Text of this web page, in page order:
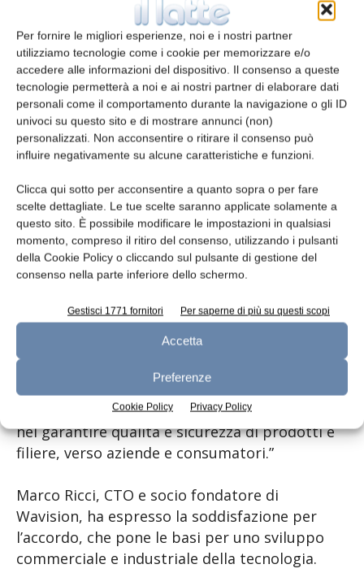
Per fornire le migliori esperienze, noi e i nostri partner
utilizziamo tecnologie come i cookie per memorizzare e/o
accedere alle informazioni del dispositivo. Il consenso a queste
tecnologie permetterà a noi e ai nostri partner di elaborare dati
personali come il comportamento durante la navigazione o gli ID
univoci su questo sito e di mostrare annunci (non)
personalizzati. Non acconsentire o ritirare il consenso può
influire negativamente su alcune caratteristiche e funzioni.
Clicca qui sotto per acconsentire a quanto sopra o per fare
scelte dettagliate. Le tue scelte saranno applicate solamente a
questo sito. È possibile modificare le impostazioni in qualsiasi
momento, compreso il ritiro del consenso, utilizzando i pulsanti
della Cookie Policy o cliccando sul pulsante di gestione del
consenso nella parte inferiore dello schermo.
Gestisci 1771 fornitori Per saperne di più su questi scopi
Accetta
Preferenze
Cookie Policy Privacy Policy
troppo piccoli per essere rilevati).
La tecnologia microwave sfruttando le diverse
proprietà dielettriche dei materiali è in grado
di discriminare la presenza di corpi estranei in
creme, semiliquidi e liquidi, soprattutto
quando si tratta di contaminanti fisici
trasparenti, come la plastica o vetro.
“Dopo anni di sviluppo attraverso il prezioso
lavoro del team di ricercatori del Politecnico di
Torino, siamo pronti per le applicazioni
industriali – dichiara Fabio Forestelli, membro
del consiglio e general manager food &
beverage di Antares Vision Group. Questa
innovazione rappresenta una vera rivoluzione
nell’ambito della sicurezza alimentare,
superando le limitazioni offerte dalle attuali
tecnologie di ispezione nella rivelazione di
corpi estranei, e conferma il nostro impegno
nel garantire qualità e sicurezza di prodotti e
filiere, verso aziende e consumatori.”
Marco Ricci, CTO e socio fondatore di
Wavision, ha espresso la soddisfazione per
l’accordo, che pone le basi per uno sviluppo
commerciale e industriale della tecnologia.